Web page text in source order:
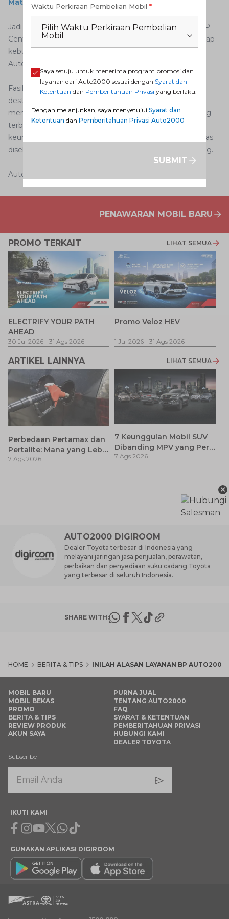
Matahari
Jadi jangan ragu lagi untuk menyambangi Auto2000 BP
Center Malang Raya, sebagai solusi dan jawaban terhadap
kebutuhan perawatan dan perbaikan body mobil Toyota
AutoFamily.
Fasilitas ini bukan hanya sekadar bengkel, tetapi sebuah
destinasi terpercaya bagi pemilik mobil Toyota yang
menginginkan perawatan dan perbaikan bodi mobil yang
terbaik di Malang, Jawa Timur. Dengan berbagai
keunggulan dan komitmen pelayanan, bengkel ini pantas
disebut sebagai bengkel cat mobil yang bagus di Malang.
Auto2000 Digiroom
PENAWARAN MOBIL BARU
PROMO TERKAIT LIHAT SEMUA
ELECTRIFY YOUR PATH
AHEAD
30 Jul 2026 - 31 Ags 2026
Promo Veloz HEV
1 Jul 2026 - 31 Ags 2026
ARTIKEL LAINNYA LIHAT SEMUA
Perbedaan Pertamax dan
Pertalite: Mana yang Lebih
Baik untuk Mobil Toyota
7 Ags 2026
7 Keunggulan Mobil SUV
Dibanding MPV yang Perlu
Anda Ketahui
7 Ags 2026
7
AUTO2000 DIGIROOM
Dealer Toyota terbesar di Indonesia yang
melayani jaringan jasa penjualan, perawatan,
perbaikan dan penyediaan suku cadang Toyota
yang terbesar di seluruh Indonesia.
SHARE WITH:
HOME BERITA & TIPS INILAH ALASAN LAYANAN BP AUTO2000
×
MOBIL BARU
MOBIL BEKAS
PROMO
BERITA & TIPS
REVIEW PRODUK
AKUN SAYA
PURNA JUAL
TENTANG AUTO2000
FAQ
SYARAT & KETENTUAN
PEMBERITAHUAN PRIVASI
HUBUNGI KAMI
DEALER TOYOTA
Subscribe
IKUTI KAMI
Facebook
Instagram
Youtube
X Whatsapp
Tiktok
GUNAKAN APLIKASI DIGIROOM
Waktu Perkiraan Pembelian Mobil *
Pilih Waktu Perkiraan Pembelian
Mobil
Saya setuju untuk menerima program promosi dan
layanan dari Auto2000 sesuai dengan Syarat dan
Ketentuan dan Pemberitahuan Privasi yang berlaku.
Dengan melanjutkan, saya menyetujui Syarat dan
Ketentuan dan Pemberitahuan Privasi Auto2000
SUBMIT